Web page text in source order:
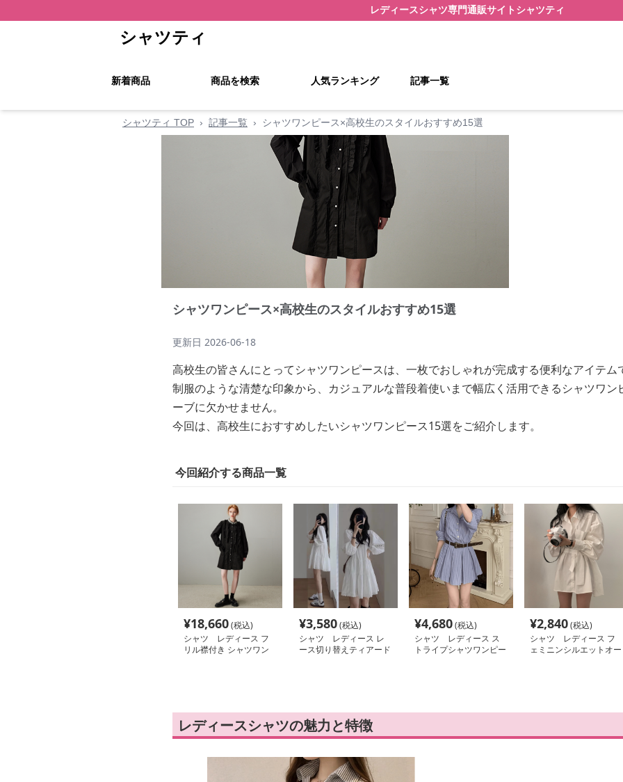
レディースシャツ専門通販サイト シャツティ
シャツティ
新着商品 商品を検索 人気ランキング 記事一覧
シャツティ TOP › 記事一覧 › シャツワンピース×高校生のスタイルおすすめ15選
シャツワンピース×高校生のスタイルおすすめ15選
更新日 2026-06-18
高校生の皆さんにとってシャツワンピースは、一枚でおしゃれが完成する便利なアイテム
制服のような清楚な印象から、カジュアルな普段着使いまで幅広く活用できるシャツワ
ーブに欠かせません。
今回は、高校生におすすめしたいシャツワンピース15選をご紹介します。
今回紹介する商品一覧
¥18,660(税込)
シャツ レディース フ
リル襟付き シャツワン
¥3,580(税込)
シャツ レディース レ
ース切り替えティアード
¥4,680(税込)
シャツ レディース ス
トライプシャツワンピー
¥2,840(税込)
シャツ レディース フ
ェミニンシルエットオー
レディースシャツの魅力と特徴